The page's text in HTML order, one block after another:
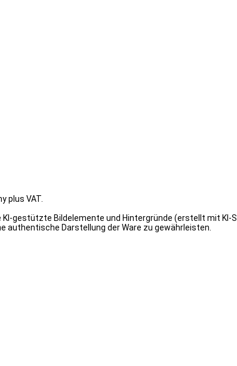
plus VAT.
gestützte Bildelemente und Hintergründe (erstellt mit
authentische Darstellung der Ware zu gewährleisten.